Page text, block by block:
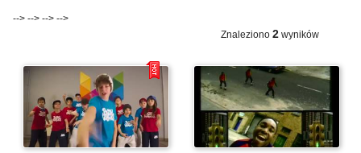
--> --> --> -->
Znaleziono 2 wyników